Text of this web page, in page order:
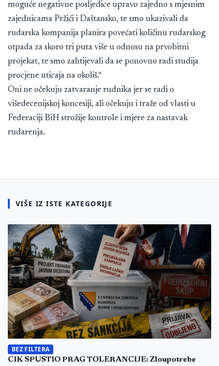
moguće negativne posljedice upravo zajedno s mjesnim
zajednicama Pržići i Daštansko, te smo ukazivali da
rudarska kompanija planira povećati količinu rudarskog
otpada za skoro tri puta više u odnosu na prvobitni
projekat, te smo zahtijevali da se ponovno radi studija
procjene uticaja na okoliš.“
Oni ne očekuju zatvaranje rudnika jer se radi o
višedecenijskoj koncesiji, ali očekuju i traže od vlasti u
Federaciji BiH strožije kontrole i mjere za nastavak
rudarenja.
VIŠE IZ ISTE KATEGORIJE
BEZ FILTERA
CIK SPUSTIO PRAG TOLERANCIJE: Zloupotrebe